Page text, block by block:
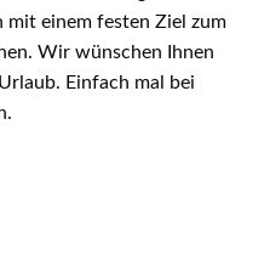
mit einem festen Ziel zum
Wir wünschen Ihnen
Einfach mal bei